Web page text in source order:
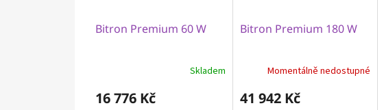
Bitron Premium 60 W
Skladem
16 776 Kč
Bitron Premium 180 W
Momentálně nedostupné
41 942 Kč